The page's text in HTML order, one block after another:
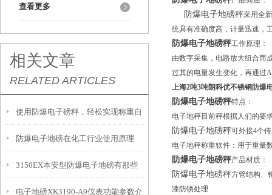
查看更多
相关文章
RELATED ARTICLES
使用防爆电子磅秤，轻松实现称重自
由！
防爆电子地磅在化工行业使用原理
3150EX本安型防爆电子地磅有那些
功能特点
电子地磅XK3190-A9仪表功能参数介
防爆电子地磅秤采用全
统具有准确度高，计量迅速，
防爆电子地磅秤工作原理：
由数字采集，电路放大组合而
过其的电量发生变化，再通过
上海2吨3吨朗科优不锈钢防爆
防爆电子地磅秤特点：
电子地秤目前秤根据人们的要
防爆电子地磅秤可外接4个
电子地秤称重软件：用于重量
防爆电子地磅秤产品材质：
防爆电子地磅秤方管结构、
漆防锈处理